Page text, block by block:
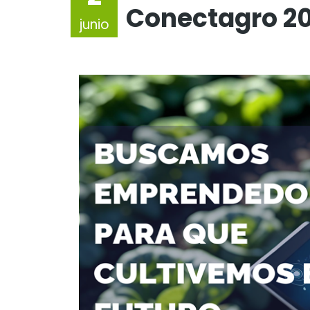
junio
Conectagro